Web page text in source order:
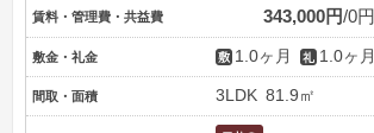
賃料・管理費・共益費 343,000円 0円
敷金・礼金 1.0ヶ月 1.0ヶ月
間取・面積 3LDK 81.9㎡